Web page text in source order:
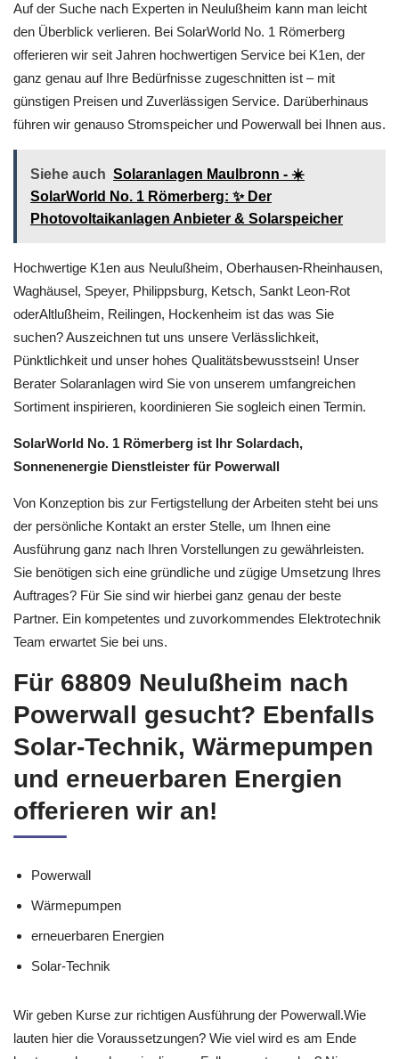
Auf der Suche nach Experten in Neulußheim kann man leicht
den Überblick verlieren. Bei SolarWorld No. 1 Römerberg
offerieren wir seit Jahren hochwertigen Service bei K1en, der
ganz genau auf Ihre Bedürfnisse zugeschnitten ist – mit
günstigen Preisen und Zuverlässigen Service. Darüberhinaus
führen wir genauso Stromspeicher und Powerwall bei Ihnen aus.
Siehe auch Solaranlagen Maulbronn - ☀️
SolarWorld No. 1 Römerberg: ✨ Der
Photovoltaikanlagen Anbieter & Solarspeicher
Hochwertige K1en aus Neulußheim, Oberhausen-Rheinhausen,
Waghäusel, Speyer, Philippsburg, Ketsch, Sankt Leon-Rot
oderAltlußheim, Reilingen, Hockenheim ist das was Sie
suchen? Auszeichnen tut uns unsere Verlässlichkeit,
Pünktlichkeit und unser hohes Qualitätsbewusstsein! Unser
Berater Solaranlagen wird Sie von unserem umfangreichen
Sortiment inspirieren, koordinieren Sie sogleich einen Termin.
SolarWorld No. 1 Römerberg ist Ihr Solardach,
Sonnenenergie Dienstleister für Powerwall
Von Konzeption bis zur Fertigstellung der Arbeiten steht bei uns
der persönliche Kontakt an erster Stelle, um Ihnen eine
Ausführung ganz nach Ihren Vorstellungen zu gewährleisten.
Sie benötigen sich eine gründliche und zügige Umsetzung Ihres
Auftrages? Für Sie sind wir hierbei ganz genau der beste
Partner. Ein kompetentes und zuvorkommendes Elektrotechnik
Team erwartet Sie bei uns.
Für 68809 Neulußheim nach
Powerwall gesucht? Ebenfalls
Solar-Technik, Wärmepumpen
und erneuerbaren Energien
offerieren wir an!
Powerwall
Wärmepumpen
erneuerbaren Energien
Solar-Technik
Wir geben Kurse zur richtigen Ausführung der Powerwall.Wie
lauten hier die Voraussetzungen? Wie viel wird es am Ende